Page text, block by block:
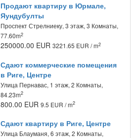
Продают квартиру в Юрмале,
Яундубулты
Проспект Стрелниеку, 3 этаж, 3 Комнаты,
77.60m2
250000.00 EUR 3221.65 EUR / m2
Сдают коммерческие помещения
в Риге, Центре
Улица Пернавас, 1 этаж, 2 Комнаты,
84.23m2
800.00 EUR 9.5 EUR / m2
Сдают квартиру в Риге, Центре
Улица Блауманя, 6 этаж, 2 Комнаты,